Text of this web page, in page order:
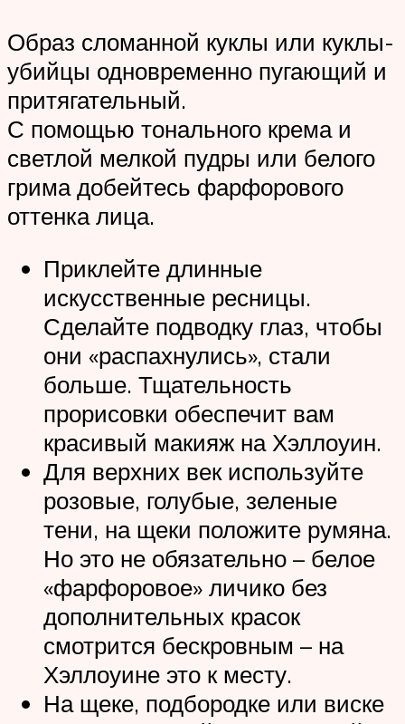
Образ сломанной куклы или куклы-
убийцы одновременно пугающий и
притягательный.
С помощью тонального крема и
светлой мелкой пудры или белого
грима добейтесь фарфорового
оттенка лица.
Приклейте длинные
искусственные ресницы.
Сделайте подводку глаз, чтобы
они «распахнулись», стали
больше. Тщательность
прорисовки обеспечит вам
красивый макияж на Хэллоуин.
Для верхних век используйте
розовые, голубые, зеленые
тени, на щеки положите румяна.
Но это не обязательно – белое
«фарфоровое» личико без
дополнительных красок
смотрится бескровным – на
Хэллоуине это к месту.
На щеке, подбородке или виске